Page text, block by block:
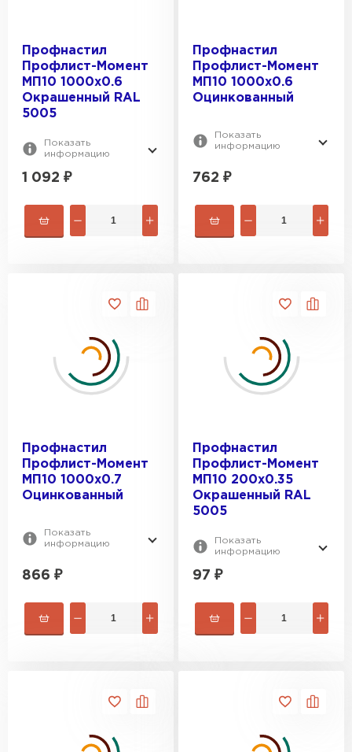
Профнастил
Профлист-Момент
МП10 1000х0.6
Окрашенный RAL
5005
Показать
информацию
1 092 ₽
Профнастил
Профлист-Момент
МП10 1000х0.6
Оцинкованный
Показать
информацию
762 ₽
Профнастил
Профлист-Момент
МП10 1000х0.7
Оцинкованный
Показать
информацию
866 ₽
Профнастил
Профлист-Момент
МП10 200х0.35
Окрашенный RAL
5005
Показать
информацию
97 ₽